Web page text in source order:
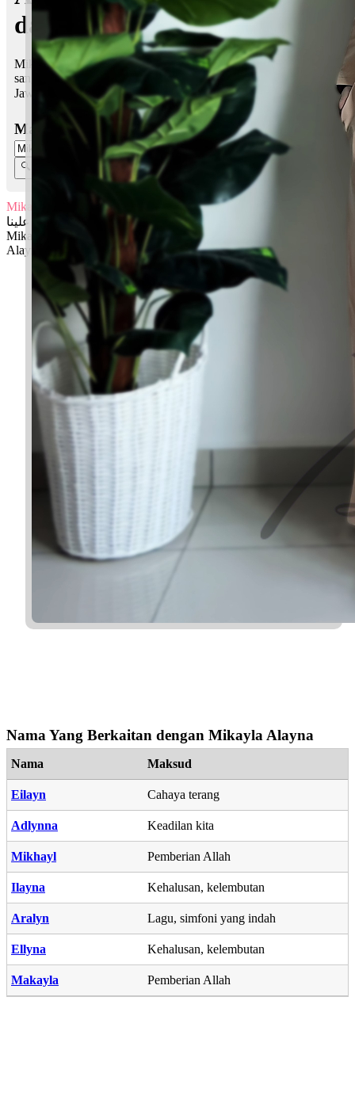
dalam Islam
Mikayla Alayna bermaksud Pemberian Allah; Sutera syurga,
sangat lembut
Jawi:
ميخائيلا علينا
Masukkan Nama:
Mikayla Alayna
ميخائيلا علينا
Mikayla: Pemberian Allah
Alayna: Sutera syurga, sangat lembut
✚ Baju Baby Custom Nama 'Mikayla Alayna'
Nama Yang Berkaitan dengan Mikayla Alayna
Nama Maksud
Eilayn Cahaya terang
Adlynna Keadilan kita
Mikhayl Pemberian Allah
Ilayna Kehalusan, kelembutan
Aralyn Lagu, simfoni yang indah
Ellyna Kehalusan, kelembutan
Makayla Pemberian Allah